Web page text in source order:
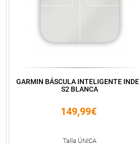
GARMIN BÁSCULA INTELIGENTE
S2 BLANCA
149,99€
Talla ÚNICA